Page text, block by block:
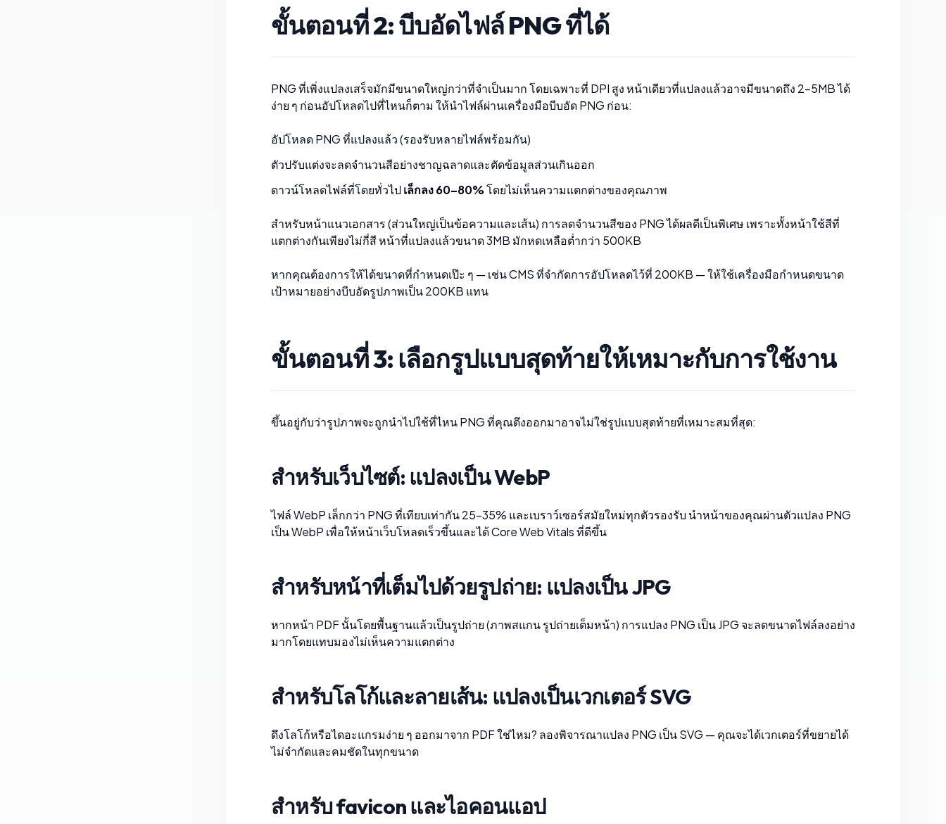
ขั้นตอนที่ 2: บีบอัดไฟล์ PNG ที่ได้
PNG ที่เพิ่งแปลงเสร็จมักมีขนาดใหญ่กว่าที่จำเป็นมาก โดยเฉพาะที่ DPI สูง หน้าเดียวที่แปลงแล้วอาจมีขนาดถึง 2–5MB ได้
ง่าย ๆ ก่อนอัปโหลดไปที่ไหนก็ตาม ให้นำไฟล์ผ่านเครื่องมือบีบอัด PNG ก่อน:
อัปโหลด PNG ที่แปลงแล้ว (รองรับหลายไฟล์พร้อมกัน)
ตัวปรับแต่งจะลดจำนวนสีอย่างชาญฉลาดและตัดข้อมูลส่วนเกินออก
ดาวน์โหลดไฟล์ที่โดยทั่วไปเล็กลง 60–80%โดยไม่เห็นความแตกต่างของคุณภาพ
สำหรับหน้าแนวเอกสาร (ส่วนใหญ่เป็นข้อความและเส้น) การลดจำนวนสีของ PNG ได้ผลดีเป็นพิเศษ เพราะทั้งหน้าใช้สีที่
แตกต่างกันเพียงไม่กี่สี หน้าที่แปลงแล้วขนาด 3MB มักหดเหลือต่ำกว่า 500KB
หากคุณต้องการให้ได้ขนาดที่กำหนดเป๊ะ ๆ — เช่น CMS ที่จำกัดการอัปโหลดไว้ที่ 200KB — ให้ใช้เครื่องมือกำหนดขนาด
เป้าหมายอย่างบีบอัดรูปภาพเป็น 200KB แทน
ขั้นตอนที่ 3: เลือกรูปแบบสุดท้ายให้เหมาะกับการใช้งาน
ขึ้นอยู่กับว่ารูปภาพจะถูกนำไปใช้ที่ไหน PNG ที่คุณดึงออกมาอาจไม่ใช่รูปแบบสุดท้ายที่เหมาะสมที่สุด:
สำหรับเว็บไซต์: แปลงเป็น WebP
ไฟล์ WebP เล็กกว่า PNG ที่เทียบเท่ากัน 25–35% และเบราว์เซอร์สมัยใหม่ทุกตัวรองรับ นำหน้าของคุณผ่านตัวแปลง PNG
เป็น WebP เพื่อให้หน้าเว็บโหลดเร็วขึ้นและได้ Core Web Vitals ที่ดีขึ้น
สำหรับหน้าที่เต็มไปด้วยรูปถ่าย: แปลงเป็น JPG
หากหน้า PDF นั้นโดยพื้นฐานแล้วเป็นรูปถ่าย (ภาพสแกน รูปถ่ายเต็มหน้า) การแปลง PNG เป็น JPG จะลดขนาดไฟล์ลงอย่าง
มากโดยแทบมองไม่เห็นความแตกต่าง
สำหรับโลโก้และลายเส้น: แปลงเป็นเวกเตอร์ SVG
ดึงโลโก้หรือไดอะแกรมง่าย ๆ ออกมาจาก PDF ใช่ไหม? ลองพิจารณาแปลง PNG เป็น SVG — คุณจะได้เวกเตอร์ที่ขยายได้
ไม่จำกัดและคมชัดในทุกขนาด
สำหรับ favicon และไอคอนแอป